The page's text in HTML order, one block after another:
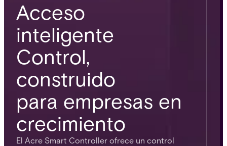
Acceso
inteligente
Control,
construido
para empresas en
crecimiento
El Acre Smart Controller ofrece un control